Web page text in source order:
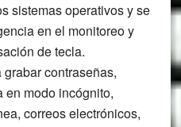
sistemas operativos y se
en el monitoreo y
de tecla.
contraseñas,
en modo incógnito,
correos electrónicos,